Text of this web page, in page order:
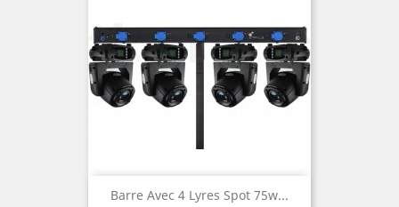
Barre Avec 4 Lyres Spot 75w...